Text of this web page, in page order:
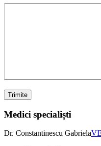
Medici specialiști
Dr. Constantinescu Gabriela